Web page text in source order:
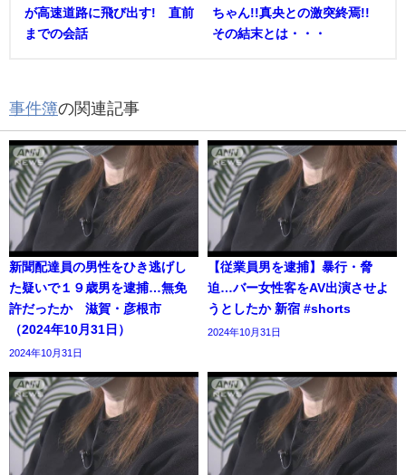
が高速道路に飛び出す! 直前
までの会話
ちゃん!!真央との激突終焉!!
その結末とは・・・
事件簿の関連記事
新聞配達員の男性をひき逃げし
た疑いで１９歳男を逮捕…無免
許だったか 滋賀・彦根市
（2024年10月31日）
2024年10月31日
【従業員男を逮捕】暴行・脅
迫…バー女性客をAV出演させよ
うとしたか 新宿 #shorts
2024年10月31日